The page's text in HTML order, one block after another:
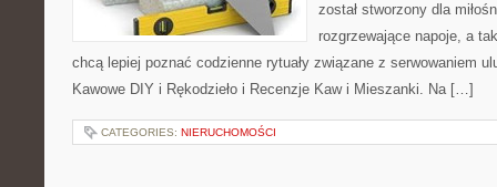
został stworzony dla
rozgrzewające napoje, a
chcą lepiej poznać codzienne rytuały związane z serwowaniem
Kawowe DIY i Rękodzieło i Recenzje Kaw i Mieszanki. Na […]
CATEGORIES: NIERUCHOMOŚCI